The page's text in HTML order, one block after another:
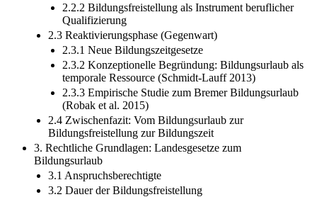
2.2.2 Bildungsfreistellung als Instrument beruflicher
Qualifizierung
2.3 Reaktivierungsphase (Gegenwart)
2.3.1 Neue Bildungszeitgesetze
2.3.2 Konzeptionelle Begründung: Bildungsurlaub als
temporale Ressource (Schmidt-Lauff 2013)
2.3.3 Empirische Studie zum Bremer Bildungsurlaub
(Robak et al. 2015)
2.4 Zwischenfazit: Vom Bildungsurlaub zur
Bildungsfreistellung zur Bildungszeit
3. Rechtliche Grundlagen: Landesgesetze zum
Bildungsurlaub
3.1 Anspruchsberechtigte
3.2 Dauer der Bildungsfreistellung